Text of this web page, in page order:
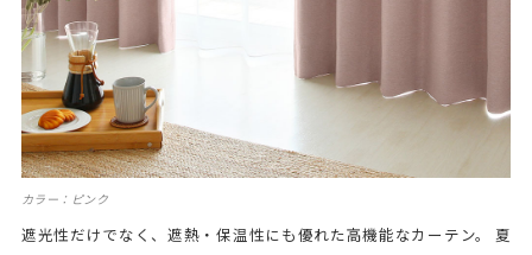
カラー：ピンク
遮光性だけでなく、遮熱・保温性にも優れた高機能なカーテン。 夏